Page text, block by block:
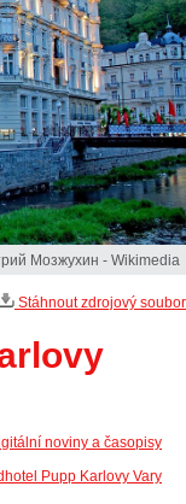
Мозжухин - Wikimedia
Stáhnout zdrojový soubor
noviny a časopisy
Pupp Karlovy Vary